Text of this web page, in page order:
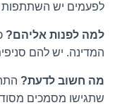
לפעמים יש השתתפות
למה לפנות אליהם?
המדינה. יש להם
מה חשוב לדעת?
שתגישו מסמכים